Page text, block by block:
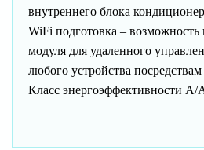
внутреннего блока
WiFi подготовка –
модуля для удаленного
любого устройства
Класс энергоэффективности А/